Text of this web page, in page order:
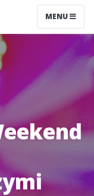
MENU